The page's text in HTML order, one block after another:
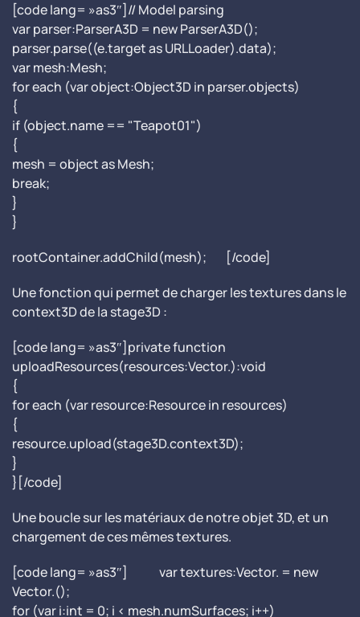
[code lang= »as3″]// Model parsing
var parser:ParserA3D = new ParserA3D();
parser.parse((e.target as URLLoader).data);
var mesh:Mesh;
for each (var object:Object3D in parser.objects)
{
if (object.name == "Teapot01")
{
mesh = object as Mesh;
break;
}
}
rootContainer.addChild(mesh); [/code]
Une fonction qui permet de charger les textures dans le
context3D de la stage3D :
[code lang= »as3″]private function
uploadResources(resources:Vector.):void
{
for each (var resource:Resource in resources)
{
resource.upload(stage3D.context3D);
}
}[/code]
Une boucle sur les matériaux de notre objet 3D, et un
chargement de ces mêmes textures.
[code lang= »as3″] var textures:Vector. = new
Vector.();
for (var i:int = 0; i < mesh.numSurfaces; i++)